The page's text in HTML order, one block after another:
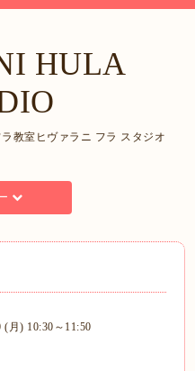
HULA
教室ヒヴァラニ フラ スタジオ
(月) 10:30～11:50